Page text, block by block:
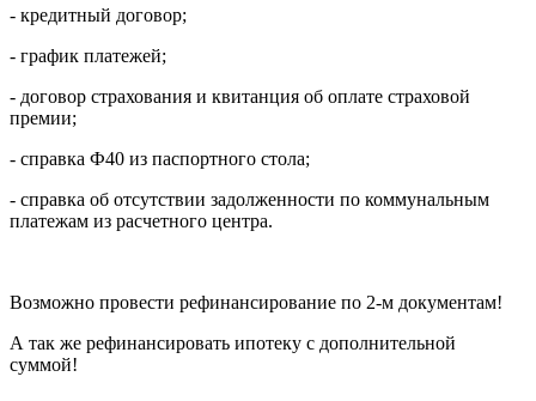
- кредитный договор;
- график платежей;
- договор страхования и квитанция об оплате страховой
премии;
- справка Ф40 из паспортного стола;
- справка об отсутствии задолженности по коммунальным
платежам из расчетного центра.
Возможно провести рефинансирование по 2-м документам!
А так же рефинансировать ипотеку с дополнительной
суммой!